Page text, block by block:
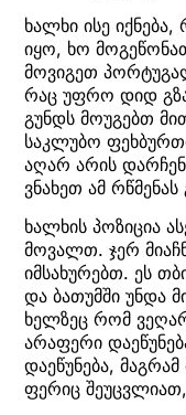
ხალხი ისე
იყო, ხო
მოვიგეთ
რაც უფრო დიდ
გუნდს მოუგებთ
საკლუბო
აღარ არის
ვნახეთ ამ
ხალხის პოზიცია
მოვალთ. ჯერ
იმსახურებთ. ეს
და ბათუმში უნდა
ხელზეც რომ
არაფერი
დაეწუნება,
ფერიც